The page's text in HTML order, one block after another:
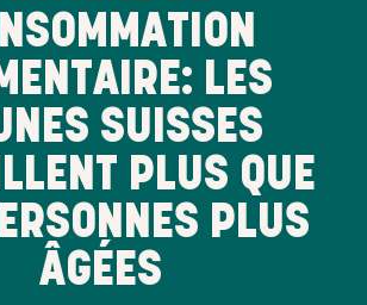
LES
SUISSES
PLUS QUE
PLUS
ÂGÉES